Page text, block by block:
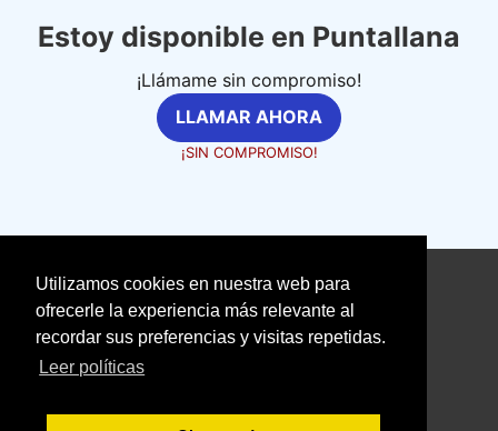
Utilizamos cookies en nuestra web para
ofrecerle la experiencia más relevante al
recordar sus preferencias y visitas repetidas.
Leer políticas
Estoy disponible en Puntallana
¡Llámame sin compromiso!
LLAMAR AHORA
¡SIN COMPROMISO!
fontanerosexpertos.com
Aviso Legal